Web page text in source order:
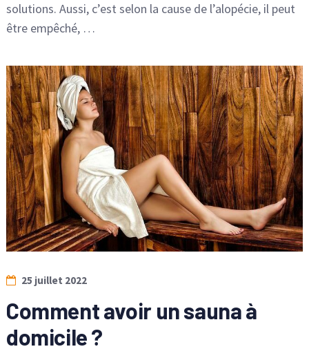
solutions. Aussi, c’est selon la cause de l’alopécie, il peut
être empêché, …
25 juillet 2022
Comment avoir un sauna à
domicile ?